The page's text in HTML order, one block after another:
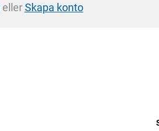
ellerSkapa konto